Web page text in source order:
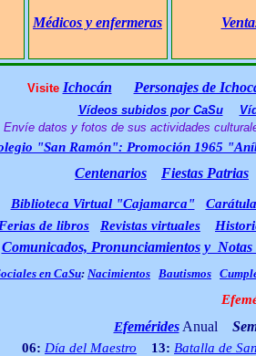
Médicos y enfermeras
Visite Ichocán Personajes de
Vídeos subidos por CaSu
Envíe datos y fotos de sus actividades
"San Ramón": Promoción 1965
Centenarios Fiestas Patrias
Biblioteca Virtual "Cajamarca"
Ferias de libros
Revistas virtuales
Comunicados, Pronunciamientos y Notas
en CaSu: Nacimientos Bautismos
EfeméridesAnual
06: Día del Maestro 13: Batalla de